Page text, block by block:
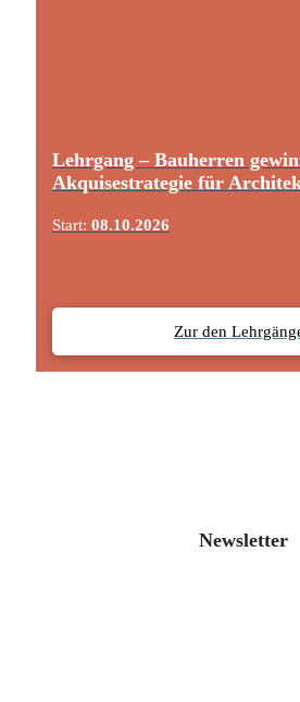
Lehrgang – Bauherren
Akquisestrategie für
Start: 08.10.2026
Zur den
Newsletter